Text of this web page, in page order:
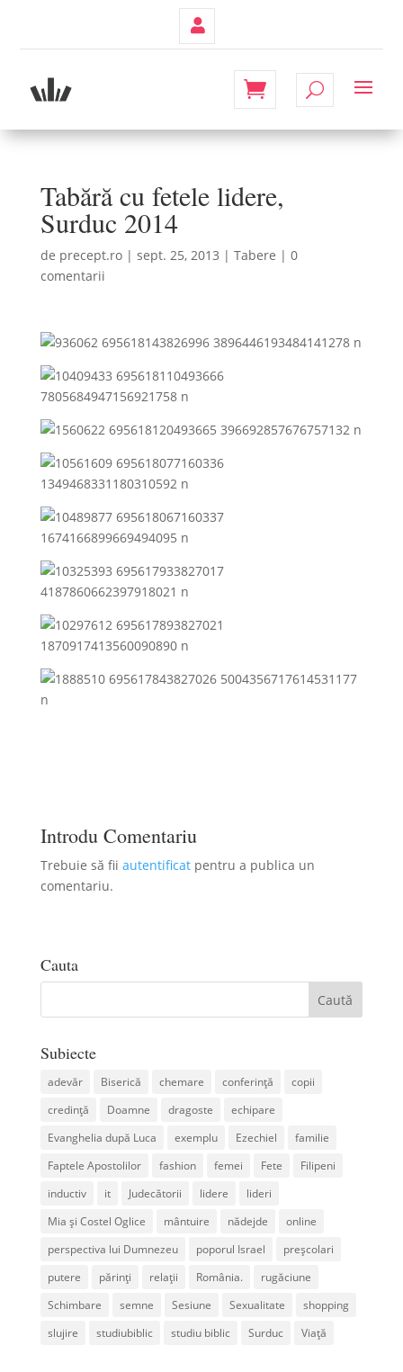
Tabără cu fetele lidere,
Surduc 2014
de precept.ro| sept. 25, 2013 | Tabere | 0
comentarii
Introdu Comentariu
Trebuie să fii autentificatpentru a publica un
comentariu.
Cauta
Subiecte
adevăr Biserică chemare conferință
copii
credință
Doamne dragoste
echipare
Evanghelia după Luca
exemplu Ezechiel
familie
Faptele Apostolilor
fashion femei Fete
Filipeni
inductiv
it Judecătorii lidere
lideri
Mia și Costel Oglice
mântuire nădejde
online
perspectiva lui Dumnezeu
poporul Israel
preșcolari
putere
părinți relații România.
rugăciune
Schimbare
semne Sesiune Sexualitate
shopping
slujire
studiubiblic studiu biblic Surduc Viață